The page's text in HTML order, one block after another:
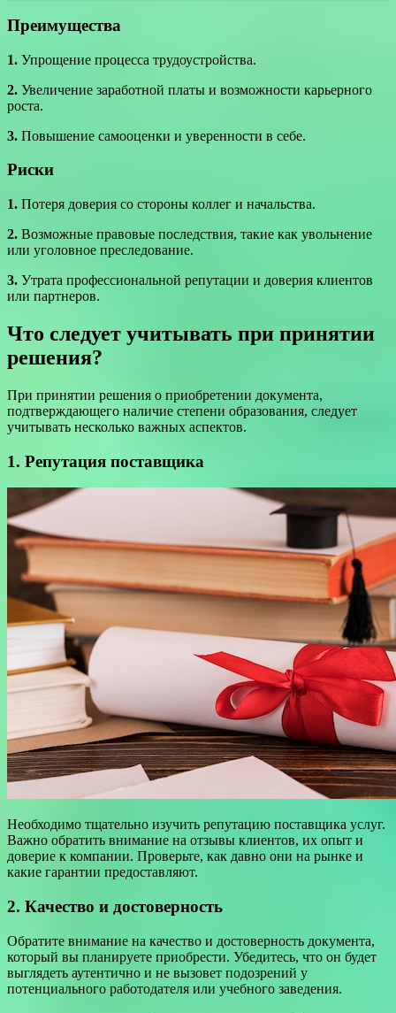
Преимущества
1. Упрощение процесса трудоустройства.
2. Увеличение заработной платы и возможности карьерного
роста.
3. Повышение самооценки и уверенности в себе.
Риски
1. Потеря доверия со стороны коллег и начальства.
2. Возможные правовые последствия, такие как увольнение
или уголовное преследование.
3. Утрата профессиональной репутации и доверия клиентов
или партнеров.
Что следует учитывать при принятии
решения?
При принятии решения о приобретении документа,
подтверждающего наличие степени образования, следует
учитывать несколько важных аспектов.
1. Репутация поставщика
Необходимо тщательно изучить репутацию поставщика услуг.
Важно обратить внимание на отзывы клиентов, их опыт и
доверие к компании. Проверьте, как давно они на рынке и
какие гарантии предоставляют.
2. Качество и достоверность
Обратите внимание на качество и достоверность документа,
который вы планируете приобрести. Убедитесь, что он будет
выглядеть аутентично и не вызовет подозрений у
потенциального работодателя или учебного заведения.